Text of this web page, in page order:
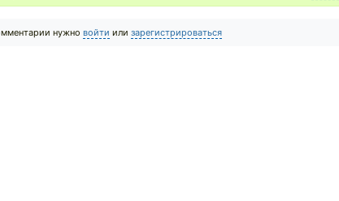
нужно войти или зарегистрироваться